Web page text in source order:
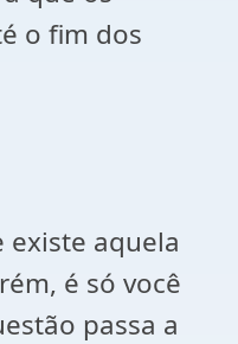
o fim dos
aquela
é só você
passa a